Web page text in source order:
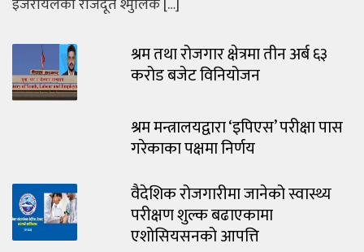
इजरायलका राजदूत श्मुलिक […]
श्रम तथा रोजगार क्षेत्रमा तीन अर्ब ६३
करोड बजेट विनियोजन
श्रम मन्त्रालयद्वारा ‘इपिएस’ परीक्षा पास
गरेकाका पक्षमा निर्णय
वैदेशिक रोजगारीमा जानेको स्वास्थ्य
परीक्षण शुल्क बढाएकामा
एशोसियसनको आपत्ति